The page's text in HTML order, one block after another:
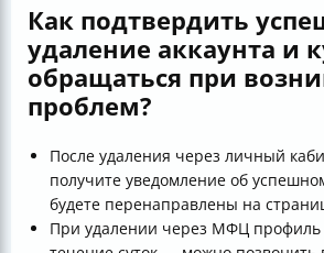
Как подтвердить
удаление аккаунта и
обращаться при
проблем?
После удаления через личный
получите уведомление об
будете перенаправлены на
При удалении через МФЦ профиль